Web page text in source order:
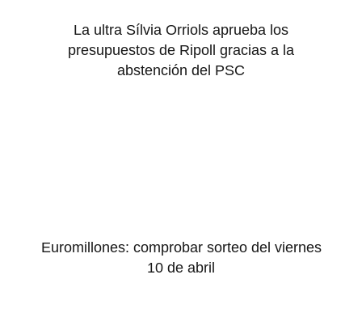
La ultra Sílvia Orriols aprueba los
presupuestos de Ripoll gracias a la
abstención del PSC
Euromillones: comprobar sorteo del viernes
10 de abril